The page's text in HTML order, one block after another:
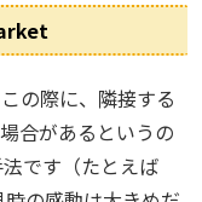
の際に、隣接する
合があるというの
です（たとえば